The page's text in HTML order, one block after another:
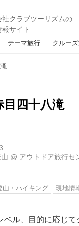
テーマ旅行 クルー
目四十八滝
@ アウトドア旅行セ
山・ハイキング 現地情
ベル、目的に応じ